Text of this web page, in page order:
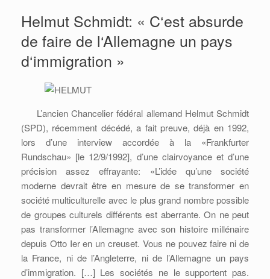
Helmut Schmidt: « C‘est absurde
de faire de l‘Allemagne un pays
d‘immigration »
L’ancien Chancelier fédéral allemand Helmut Schmidt
(SPD), récemment décédé, a fait preuve, déjà en 1992,
lors d’une interview accordée à la «Frankfurter
Rundschau» [le 12/9/1992], d’une clairvoyance et d’une
précision assez effrayante: «L’idée qu’une société
moderne devrait être en mesure de se transformer en
société multiculturelle avec le plus grand nombre possible
de groupes culturels différents est aberrante. On ne peut
pas transformer l’Allemagne avec son histoire millénaire
depuis Otto Ier en un creuset. Vous ne pouvez faire ni de
la France, ni de l’Angleterre, ni de l’Allemagne un pays
d’immigration. […] Les sociétés ne le supportent pas.